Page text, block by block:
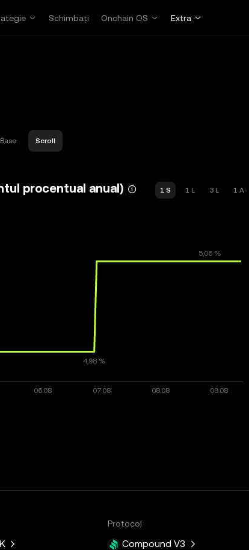
Schimbați Onchain OS Extra
Base Scroll
procentual anual) 1 S 1 L 3 L 1 A
Protocol
Compound V3